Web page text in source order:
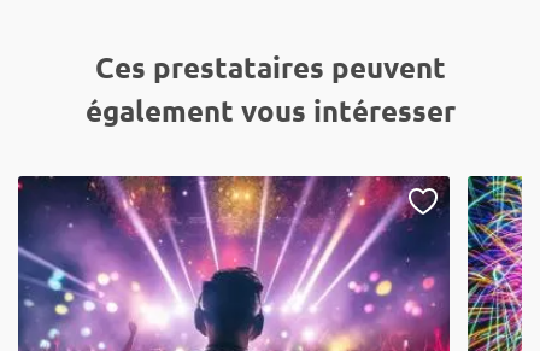
Ces prestataires peuvent
également vous intéresser